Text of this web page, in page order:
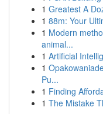
1 Greatest A
1 88m: Your
1 Modern
animal...
1 Artificial
1
Pu...
1 Finding
1 The Mistake